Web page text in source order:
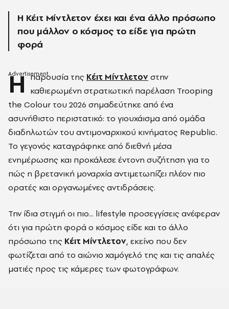
Η Κέιτ Μίντλετον έχει και ένα άλλο πρόσωπο
που μάλλον ο κόσμος το είδε για πρώτη
φορά
Η παρουσία της Κέιτ Μίντλετον στην
καθιερωμένη στρατιωτική παρέλαση Trooping
the Colour του 2026 σημαδεύτηκε από ένα
ασυνήθιστο περιστατικό: το γιουχάισμα από ομάδα
διαδηλωτών του αντιμοναρχικού κινήματος Republic.
Το γεγονός καταγράφηκε από διεθνή μέσα
ενημέρωσης και προκάλεσε έντονη συζήτηση για το
πώς η βρετανική μοναρχία αντιμετωπίζει πλέον πιο
ορατές και οργανωμένες αντιδράσεις.
Την ίδια στιγμή οι πιο... lifestyle προσεγγίσεις ανέφεραν
ότι για πρώτη φορά ο κόσμος είδε και το άλλο
πρόσωπο της Κέιτ Μίντλετον, εκείνο που δεν
φωτίζεται από το αιώνιο χαμόγελό της και τις απαλές
ματιές προς τις κάμερες των φωτογράφων.